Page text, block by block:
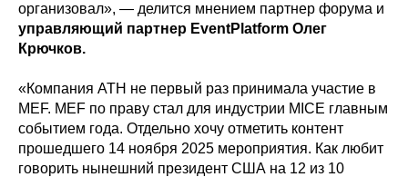
организовал», — делится мнением партнер форума и
управляющий партнер EventPlatform Олег
Крючков.
«Компания АТН не первый раз принимала участие в
MEF. MEF по праву стал для индустрии MICE главным
событием года. Отдельно хочу отметить контент
прошедшего 14 ноября 2025 мероприятия. Как любит
говорить нынешний президент США на 12 из 10